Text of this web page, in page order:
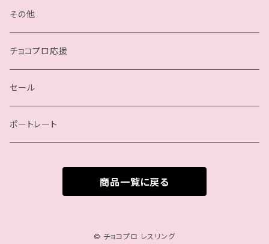
桐原季子
四ツ葉ミヤ
沙也加
瀬戸ノノカ
高梨将弘／Masahiro Takanashi
我闘雲舞／Gatoh Move
その他
チョコプロ応援
セール
ポートレート
商品一覧に戻る
© チョコプロ レスリング